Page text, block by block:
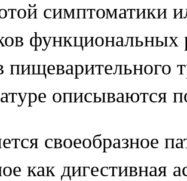
симптоматики
функциональных
пищеварительного
описываются
своеобразное
как дигестивная